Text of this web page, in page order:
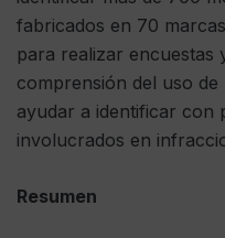
fabricados en 70
para realizar encuestas
comprensión del uso
ayudar a identificar con
involucrados en
Resumen